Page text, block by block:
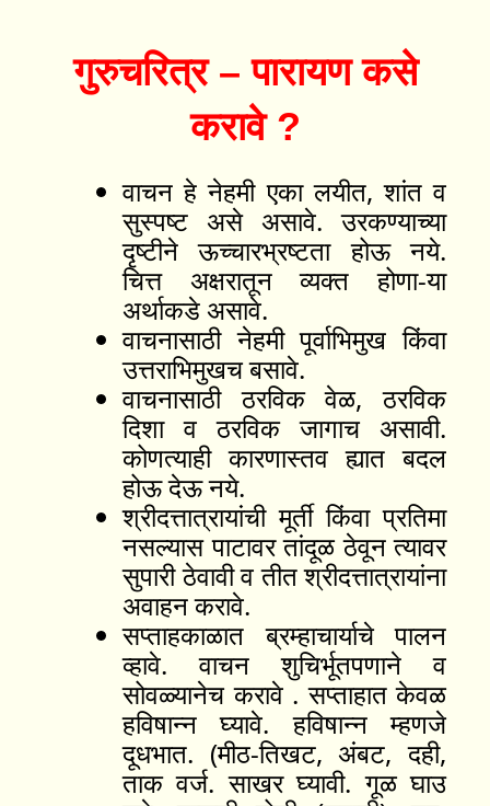
गुरुचरित्र – पारायण कसे
करावे ?
वाचन हे नेहमी एका लयीत, शांत व
सुस्पष्ट असे असावे. उरकण्याच्या
दृष्टीने ऊच्चारभ्रष्टता होऊ नये.
चित्त अक्षरातून व्यक्त होणा-या
अर्थाकडे असावे.
वाचनासाठी नेहमी पूर्वाभिमुख किंवा
उत्तराभिमुखच बसावे.
वाचनासाठी ठरविक वेळ, ठरविक
दिशा व ठरविक जागाच असावी.
कोणत्याही कारणास्तव ह्यात बदल
होऊ देऊ नये.
श्रीदत्तात्रायांची मूर्ती किंवा प्रतिमा
नसल्यास पाटावर तांदूळ ठेवून त्यावर
सुपारी ठेवावी व तीत श्रीदत्तात्रायांना
अवाहन करावे.
सप्ताहकाळात ब्रम्हाचार्याचे पालन
व्हावे. वाचन शुचिर्भूतपणाने व
सोवळ्यानेच करावे . सप्ताहात केवळ
हविषान्न घ्यावे. हविषान्न म्हणजे
दूधभात. (मीठ-तिखट, अंबट, दही,
ताक वर्ज. साखर घ्यावी. गूळ घाउ